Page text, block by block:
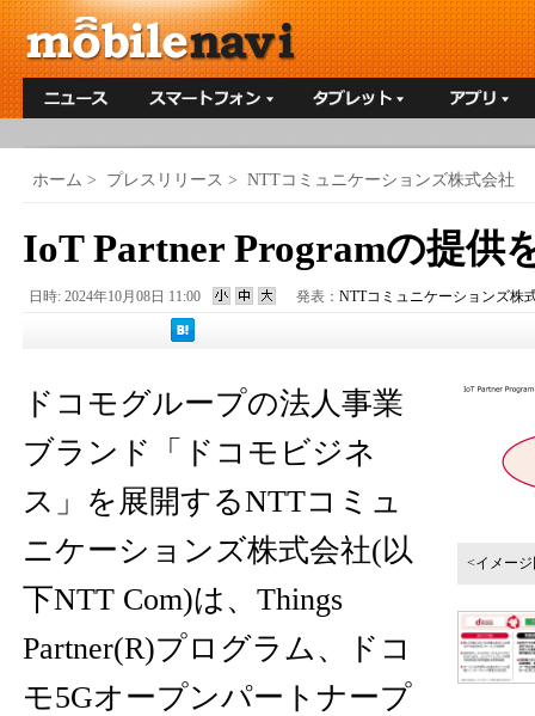
ホーム > プレスリリース > NTTコミュニケーションズ株式会社
IoT Partner Programの提供
日時: 2024年10月08日 11:00 発表： NTTコミュニケーションズ株
<イメー
ドコモグループの法人事業
ブランド「ドコモビジネ
ス」を展開するNTTコミュ
ニケーションズ株式会社(以
下NTT Com)は、Things
Partner(R)プログラム、ドコ
モ5Gオープンパートナープ